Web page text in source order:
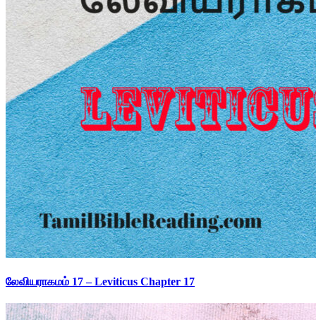
லேவியராகமம் 17 – Leviticus Chapter 17